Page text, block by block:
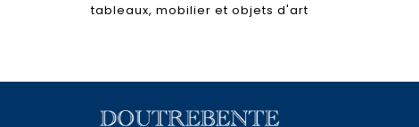
tableaux, mobilier et objets d'art